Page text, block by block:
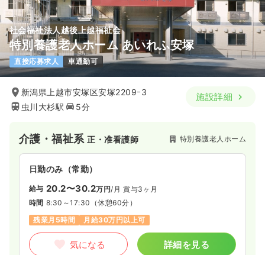
社会福祉法人越後上越福祉会
特別養護老人ホーム あいれふ安塚
直接応募求人 車通勤可
新潟県上越市安塚区安塚2209ｰ3
虫川大杉駅
5分
施設詳細
介護・福祉系正・准看護師 特別養護老人ホーム
日勤のみ（常勤）
給与 20.2〜30.2万円/月 賞与3ヶ月
時間 8:30～17:30 （休憩60分）
残業月5時間
月給30万円以上可
気になる 詳細を見る